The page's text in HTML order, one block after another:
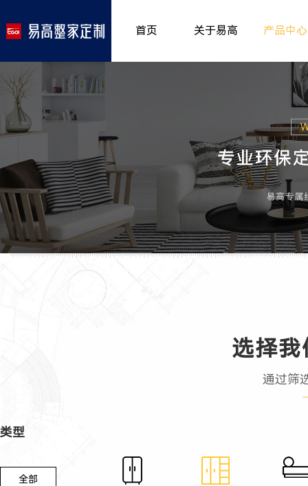
首页 关于易高
>
专卖形象 >
产品中心
室内非
儿童房
厨房空
餐厅空
客厅空
卧室空
木门系
选择
通过筛
类型
全部